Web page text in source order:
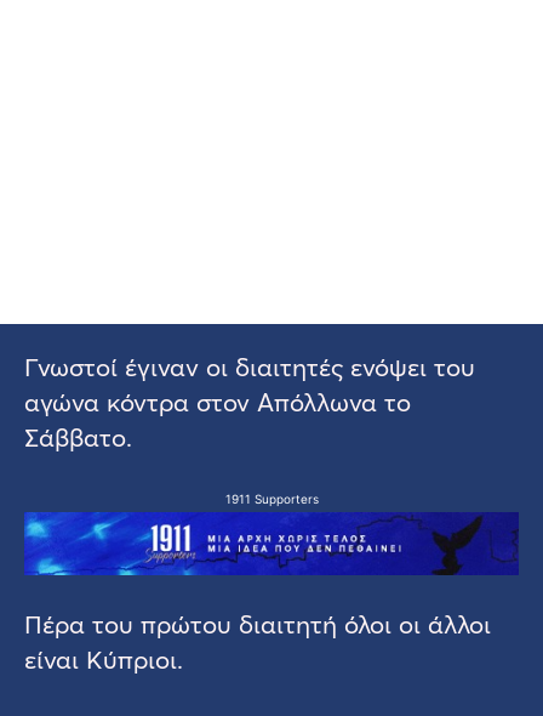
Γνωστοί έγιναν οι διαιτητές ενόψει του
αγώνα κόντρα στον Απόλλωνα το
Σάββατο.
1911 Supporters
Πέρα του πρώτου διαιτητή όλοι οι άλλοι
είναι Κύπριοι.